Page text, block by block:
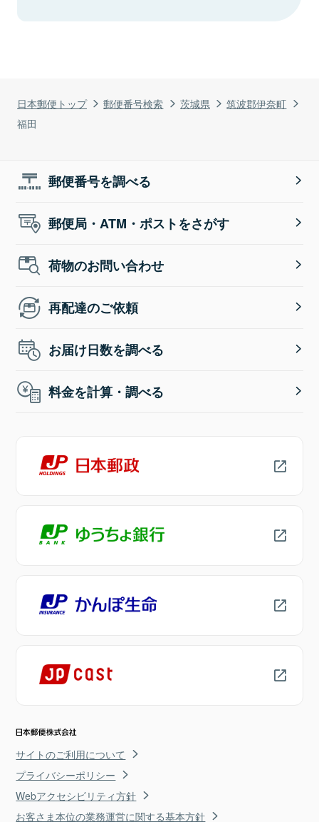
日本郵便トップ 郵便番号検索 茨城県
筑波郡伊奈町
福田
郵便番号を調べる
郵便局・ATM・ポストをさがす
荷物のお問い合わせ
再配達のご依頼
お届け日数を調べる
料金を計算・調べる
サイトのご利用について
プライバシーポリシー
Webアクセシビリティ方針
お客さま本位の業務運営に関する基本方針